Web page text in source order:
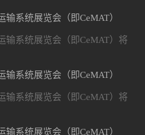
系统展览会（即CeMAT）
输系统展览会（即CeMAT）将
系统展览会（即CeMAT）
输系统展览会（即CeMAT）将
系统展览会（即CeMAT）